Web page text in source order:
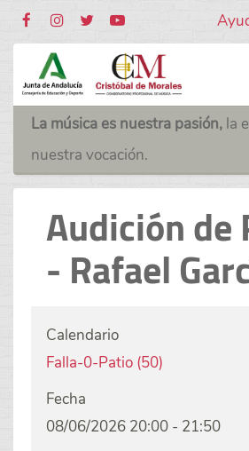
La música es nuestra pasión, la
nuestra vocación.
Audición de
- Rafael
Calendario
Falla-0-Patio (50)
Fecha
08/06/2026 20:00 - 21:50